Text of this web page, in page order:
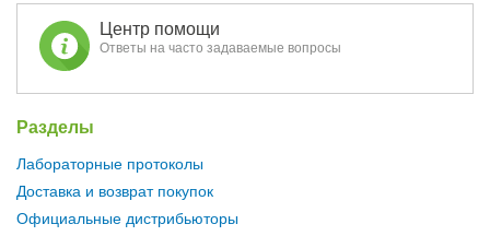
Центр помощи
Ответы на часто задаваемые вопросы
Разделы
Лабораторные протоколы
Доставка и возврат покупок
Официальные дистрибьюторы